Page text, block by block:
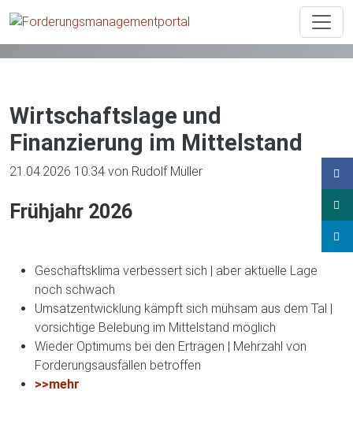
Wirtschaftslage und
Finanzierung im Mittelstand
21.04.2026 10:34 von Rudolf Müller
Frühjahr 2026
Geschäftsklima verbessert sich | aber aktuelle Lage
noch schwach
Umsatzentwicklung kämpft sich mühsam aus dem Tal |
vorsichtige Belebung im Mittelstand möglich
Wieder Optimums bei den Erträgen | Mehrzahl von
Forderungsausfällen betroffen
>>mehr